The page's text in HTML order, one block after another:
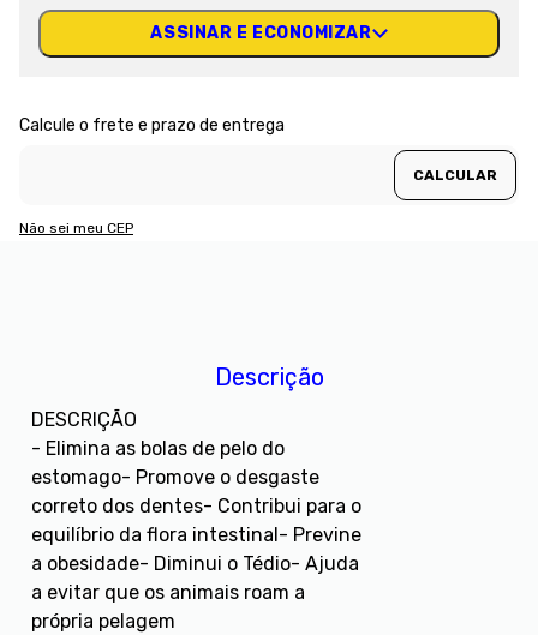
ASSINAR E ECONOMIZAR
Não sei meu CEP
Descrição
DESCRIÇÃO
- Elimina as bolas de pelo do
estomago- Promove o desgaste
correto dos dentes- Contribui para o
equilíbrio da flora intestinal- Previne
a obesidade- Diminui o Tédio- Ajuda
a evitar que os animais roam a
própria pelagem